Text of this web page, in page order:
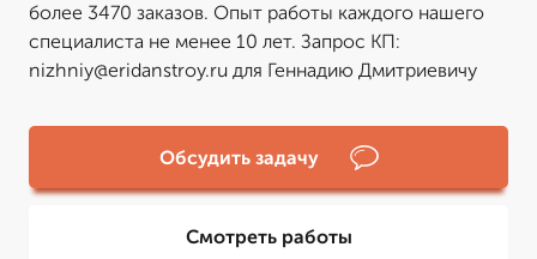
более 3470 заказов. Опыт работы каждого нашего
специалиста не менее 10 лет. Запрос КП:
nizhniy@eridanstroy.ru для Геннадию Дмитриевичу
Обсудить задачу
Смотреть работы